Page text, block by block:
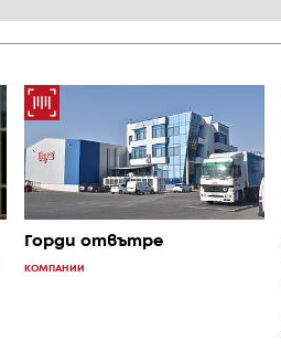
Горди отвътре
КОМПАНИИ